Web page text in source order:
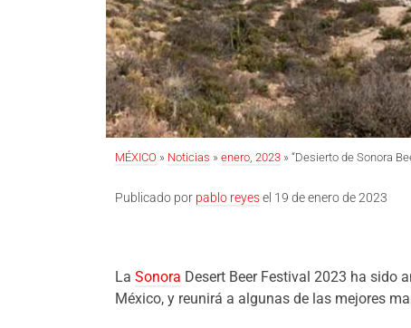
MÉXICO » Noticias » enero, 2023 » “Desierto de Sonora
Publicado por pablo reyesel 19 de enero de 2023
La Sonora Desert Beer Festival 2023 ha sido
México, y reunirá a algunas de las mejores